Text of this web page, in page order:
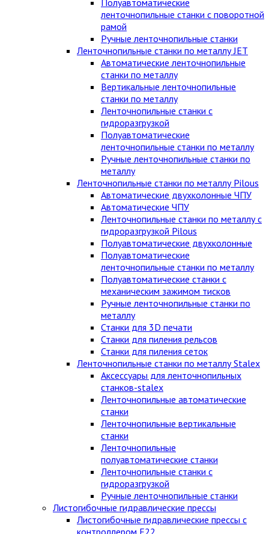
ленточнопильные станки с поворотной
рамой
Ручные ленточнопильные станки
Ленточнопильные станки по металлу JET
Автоматические ленточнопильные
станки по металлу
Вертикальные ленточнопильные
станки по металлу
Ленточнопильные станки с
гидроразгрузкой
Полуавтоматические
ленточнопильные станки по металлу
Ручные ленточнопильные станки по
металлу
Ленточнопильные станки по металлу Pilous
Автоматические двухколонные ЧПУ
Автоматические ЧПУ
Ленточнопильные станки по металлу с
гидроразгрузкой Pilous
Полуавтоматические двухколонные
Полуавтоматические
ленточнопильные станки по металлу
Полуавтоматические станки с
механическим зажимом тисков
Ручные ленточнопильные станки по
металлу
Станки для 3D печати
Станки для пиления рельсов
Станки для пиления сеток
Ленточнопильные станки по металлу Stalex
Аксессуары для ленточнопильных
станков-stalex
Ленточнопильные автоматические
станки
Ленточнопильные вертикальные
станки
Ленточнопильные
полуавтоматические станки
Ленточнопильные станки с
гидроразгрузкой
Ручные ленточнопильные станки
Листогибочные гидравлические прессы
Листогибочные гидравлические прессы с
контроллером E22